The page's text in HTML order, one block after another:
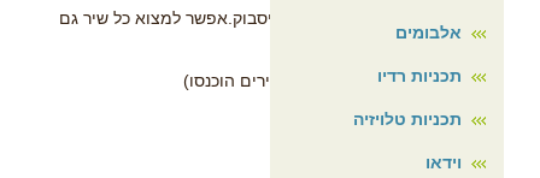
מסודרים לפי הסדר בו נכנסו לפייסבוק.אפשר למצוא כל שיר גם
במדבקת החיפוש במדור שירים
(המדור עדיין בעבודה ולא כל השירים הוכנסו)
אלבומים
תכניות רדיו
תכניות טלויזיה
וידאו